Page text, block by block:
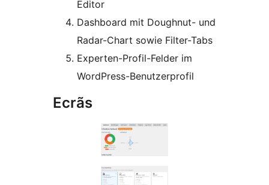
Editor
Dashboard mit Doughnut- und
Radar-Chart sowie Filter-Tabs
Experten-Profil-Felder im
WordPress-Benutzerprofil
Ecrãs